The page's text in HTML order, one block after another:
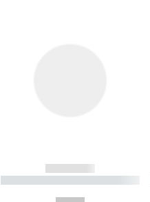
------------
----------- ----------- ----------